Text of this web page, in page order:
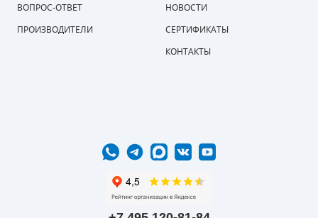
ВОПРОС-ОТВЕТ
ПРОИЗВОДИТЕЛИ
НОВОСТИ
СЕРТИФИКАТЫ
КОНТАКТЫ